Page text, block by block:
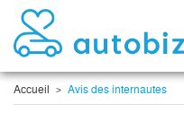
Accueil Avis des internautes